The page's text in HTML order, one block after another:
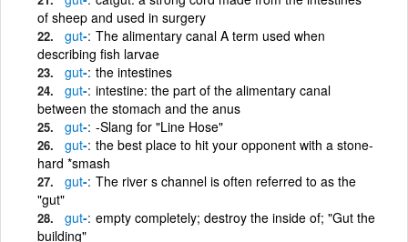
of sheep and used in surgery
gut- The alimentary canal A term used when
describing fish larvae
gut- the intestines
gut- intestine: the part of the alimentary canal
between the stomach and the anus
gut- -Slang for "Line Hose"
gut- the best place to hit your opponent with a stone-
hard *smash
gut- The river s channel is often referred to as the
"gut"
gut- empty completely; destroy the inside of; "Gut the
building"